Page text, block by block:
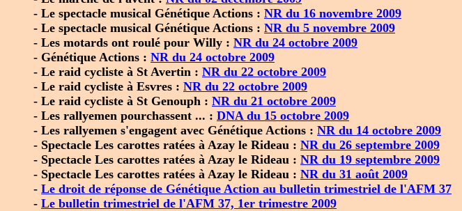
- Le spectacle musical Génétique Actions : NR du 16 novembre 2009
- Le spectacle musical Génétique Actions : NR du 5 novembre 2009
- Les motards ont roulé pour Willy : NR du 24 octobre 2009
- Génétique Actions : NR du 24 octobre 2009
- Le raid cycliste à St Avertin : NR du 22 octobre 2009
- Le raid cycliste à Esvres : NR du 22 octobre 2009
- Le raid cycliste à St Genouph : NR du 21 octobre 2009
- Les rallyemen pourchassent ... : DNA du 15 octobre 2009
- Les rallyemen s'engagent avec Génétique Actions : NR du 14 octobre 2009
- Spectacle Les carottes ratées à Azay le Rideau : NR du 26 septembre 2009
- Spectacle Les carottes ratées à Azay le Rideau : NR du 19 septembre 2009
- Spectacle Les carottes ratées à Azay le Rideau : NR du 31 août 2009
- Le droit de réponse de Génétique Action au bulletin trimestriel de l'AFM 37
- Le bulletin trimestriel de l'AFM 37, 1er trimestre 2009